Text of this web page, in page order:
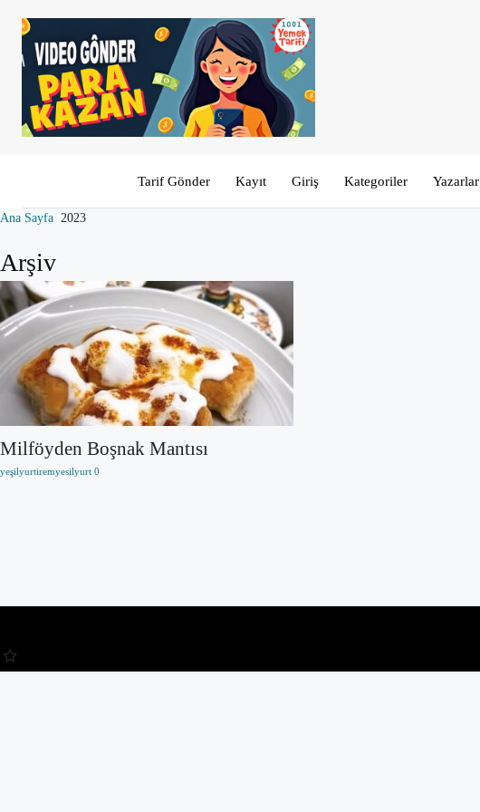
Tarif Gönder Kayıt Giriş Kategoriler Yazarlar
Ana Sayfa 2023
Arşiv
Milföyden Boşnak Mantısı
yeşilyurtiremyesilyurt 0